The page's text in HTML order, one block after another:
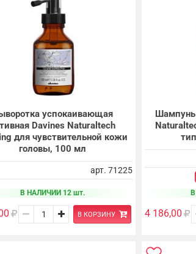
успокаивающая
Davines Naturaltech
для чувствительной кожи
головы, 100 мл
арт. 71225
В НАЛИЧИИ 12 шт.
В КОРЗИНУ 4 186,00